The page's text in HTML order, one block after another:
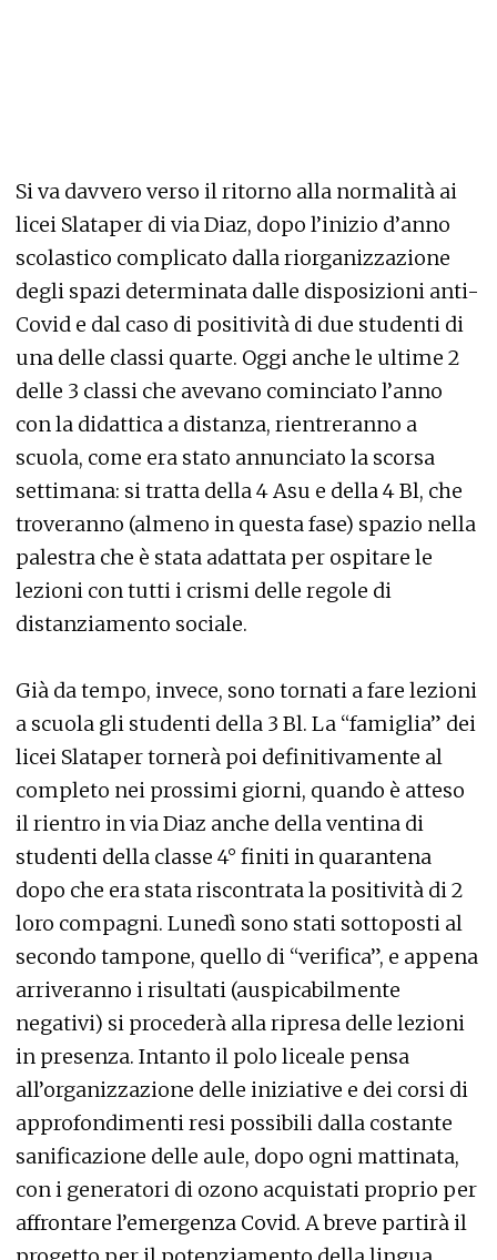
Si va davvero verso il ritorno alla normalità ai
licei Slataper di via Diaz, dopo l’inizio d’anno
scolastico complicato dalla riorganizzazione
degli spazi determinata dalle disposizioni anti-
Covid e dal caso di positività di due studenti di
una delle classi quarte. Oggi anche le ultime 2
delle 3 classi che avevano cominciato l’anno
con la didattica a distanza, rientreranno a
scuola, come era stato annunciato la scorsa
settimana: si tratta della 4 Asu e della 4 Bl, che
troveranno (almeno in questa fase) spazio nella
palestra che è stata adattata per ospitare le
lezioni con tutti i crismi delle regole di
distanziamento sociale.
Già da tempo, invece, sono tornati a fare lezioni
a scuola gli studenti della 3 Bl. La “famiglia” dei
licei Slataper tornerà poi definitivamente al
completo nei prossimi giorni, quando è atteso
il rientro in via Diaz anche della ventina di
studenti della classe 4° finiti in quarantena
dopo che era stata riscontrata la positività di 2
loro compagni. Lunedì sono stati sottoposti al
secondo tampone, quello di “verifica”, e appena
arriveranno i risultati (auspicabilmente
negativi) si procederà alla ripresa delle lezioni
in presenza. Intanto il polo liceale pensa
all’organizzazione delle iniziative e dei corsi di
approfondimenti resi possibili dalla costante
sanificazione delle aule, dopo ogni mattinata,
con i generatori di ozono acquistati proprio per
affrontare l’emergenza Covid. A breve partirà il